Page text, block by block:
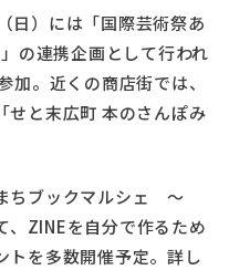
）には「国際芸術祭あ
の連携企画として行われ
加。近くの商店街では、
せと末広町 本のさんぽみ
ちブックマルシェ 〜
ZINEを自分で作るため
トを多数開催予定。詳し